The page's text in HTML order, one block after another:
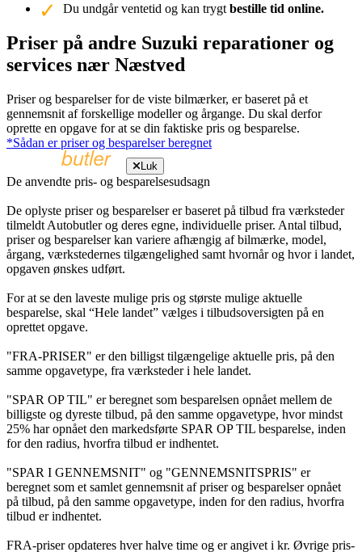
Du undgår ventetid og kan trygtbestille tid online.
Priser på andre Suzuki reparationer og
services nær Næstved
Priser og besparelser for de viste bilmærker, er baseret på et
gennemsnit af forskellige modeller og årgange. Du skal derfor
oprette en opgave for at se din faktiske pris og besparelse.
*Sådan er priser og besparelser beregnet
Luk
De anvendte pris- og besparelsesudsagn
De oplyste priser og besparelser er baseret på tilbud fra værksteder
tilmeldt Autobutler og deres egne, individuelle priser. Antal tilbud,
priser og besparelser kan variere afhængig af bilmærke, model,
årgang, værkstedernes tilgængelighed samt hvornår og hvor i landet,
opgaven ønskes udført.
For at se den laveste mulige pris og største mulige aktuelle
besparelse, skal “Hele landet” vælges i tilbudsoversigten på en
oprettet opgave.
"FRA-PRISER" er den billigst tilgængelige aktuelle pris, på den
samme opgavetype, fra værksteder i hele landet.
"SPAR OP TIL" er beregnet som besparelsen opnået mellem de
billigste og dyreste tilbud, på den samme opgavetype, hvor mindst
25% har opnået den markedsførte SPAR OP TIL besparelse, inden
for den radius, hvorfra tilbud er indhentet.
"SPAR I GENNEMSNIT" og "GENNEMSNITSPRIS" er
beregnet som et samlet gennemsnit af priser og besparelser opnået
på tilbud, på den samme opgavetype, inden for den radius, hvorfra
tilbud er indhentet.
FRA-priser opdateres hver halve time og er angivet i kr. Øvrige pris-